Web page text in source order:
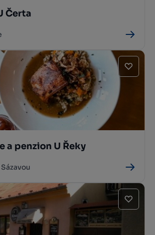
Čerta
a penzion U Řeky